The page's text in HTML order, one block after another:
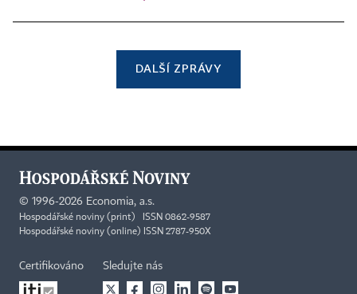
DALŠÍ ZPRÁVY
© 1996-2026 Economia, a.s.
Hospodářské noviny (print) ISSN 0862-9587
Hospodářské noviny (online) ISSN 2787-950X
Certifikováno Sledujte nás